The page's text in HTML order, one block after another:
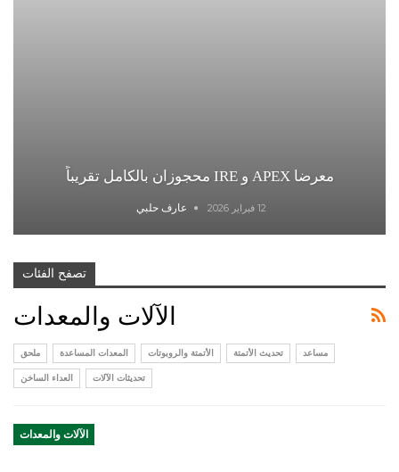
معرضا APEX و IRE محجوزان بالكامل تقريباً
عارف حلبي 12 فبراير 2026
تصفح الفئات
الآلات والمعدات
ملحق المعدات المساعدة الأتمتة والروبوتات تحديث الأتمتة مساعد
العداء الساخن تحديثات الآلات
الآلات والمعدات